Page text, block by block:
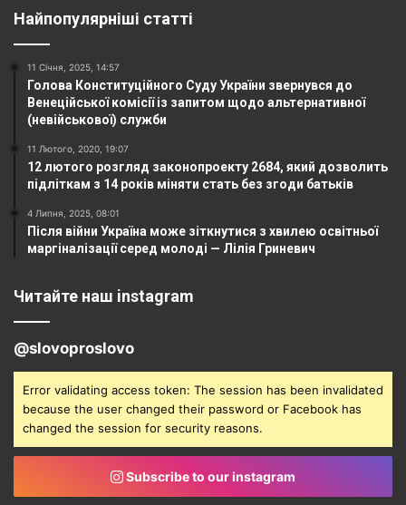
Найпопулярніші статті
11 Січня, 2025, 14:57
Голова Конституційного Суду України звернувся до
Венеційської комісії із запитом щодо альтернативної
(невійськової) служби
11 Лютого, 2020, 19:07
12 лютого розгляд законопроекту 2684, який дозволить
підліткам з 14 років міняти стать без згоди батьків
4 Липня, 2025, 08:01
Після війни Україна може зіткнутися з хвилею освітньої
маргіналізації серед молоді — Лілія Гриневич
Читайте наш instagram
@slovoproslovo
Error validating access token: The session has been invalidated
because the user changed their password or Facebook has
changed the session for security reasons.
Subscribe to our instagram